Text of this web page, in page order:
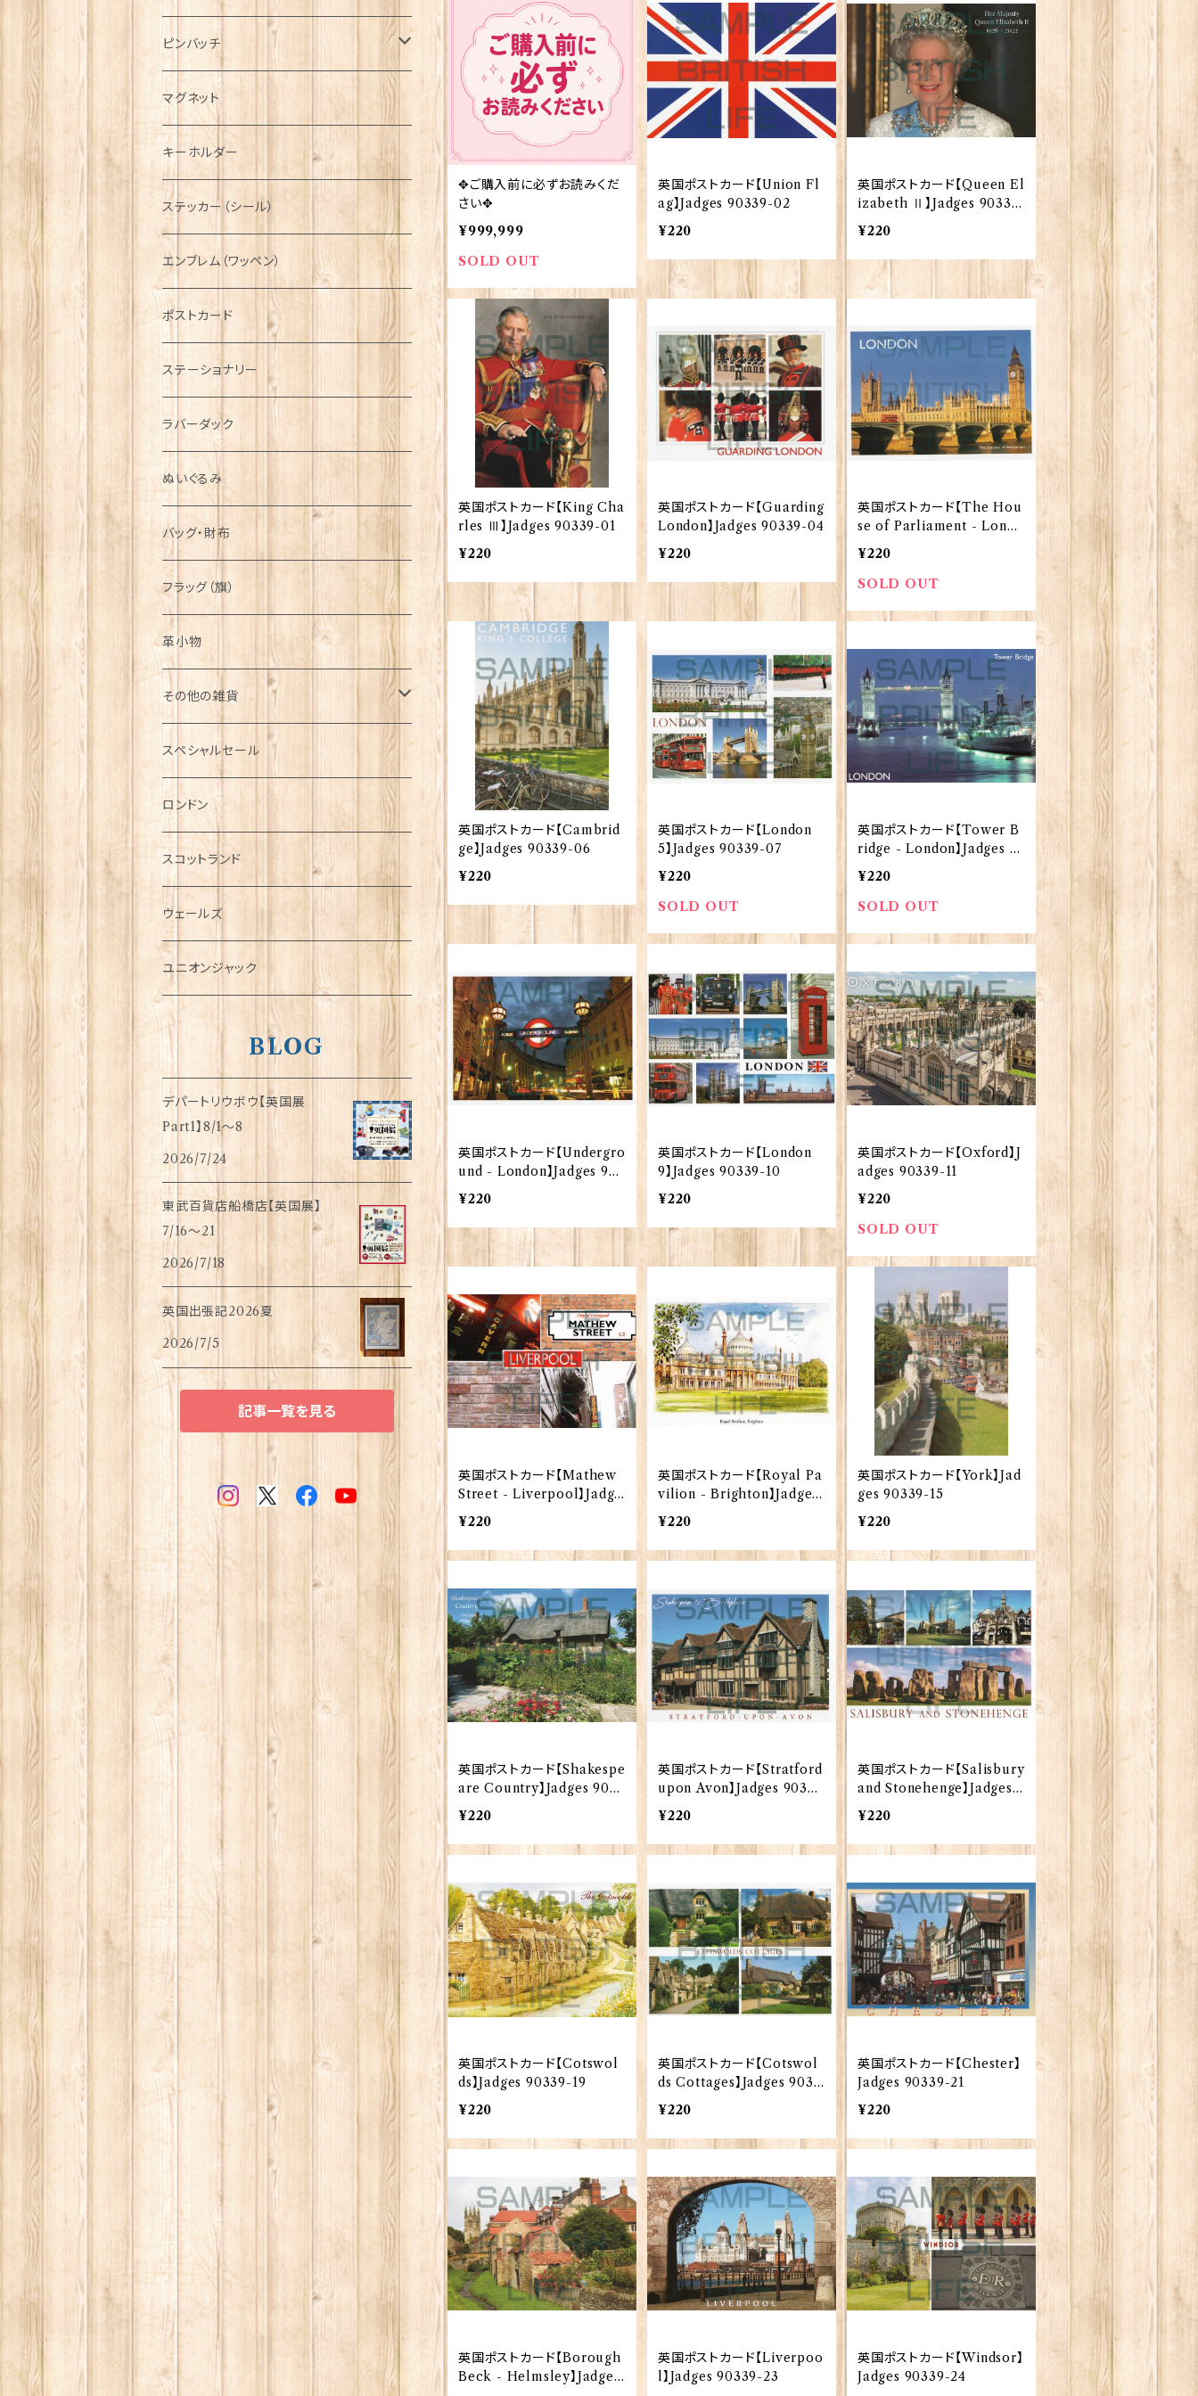
✥ご購入前に必ずお読みくだ
さい✥
¥999,999
SOLD OUT
英国ポストカード【Union Fl
ag】Jadges 90339-02
¥220
英国ポストカード【Queen El
izabeth Ⅱ】Jadges 90339
-03
¥220
英国ポストカード【King Cha
rles Ⅲ】Jadges 90339-01
¥220
英国ポストカード【Guarding
London】Jadges 90339-04
¥220
英国ポストカード【The Hou
se of Parliament - Londo
n】Jadges 90339-05
¥220
SOLD OUT
英国ポストカード【Cambrid
ge】Jadges 90339-06
¥220
英国ポストカード【London
5】Jadges 90339-07
¥220
SOLD OUT
英国ポストカード【Tower B
ridge - London】Jadges 9
0339-08
¥220
SOLD OUT
英国ポストカード【Undergro
und - London】Jadges 903
39-09
¥220
英国ポストカード【London
9】Jadges 90339-10
¥220
英国ポストカード【Oxford】J
adges 90339-11
¥220
SOLD OUT
英国ポストカード【Mathew
Street - Liverpool】Jadge
s 90339-12
¥220
英国ポストカード【Royal Pa
vilion - Brighton】Jadges
90339-13
¥220
英国ポストカード【York】Jad
ges 90339-15
¥220
英国ポストカード【Shakespe
are Country】Jadges 9033
9-16
¥220
英国ポストカード【Stratford
upon Avon】Jadges 90339
-17
¥220
英国ポストカード【Salisbury
and Stonehenge】Jadges 9
0339-18
¥220
英国ポストカード【Cotswol
ds】Jadges 90339-19
¥220
英国ポストカード【Cotswol
ds Cottages】Jadges 9033
9-20
¥220
英国ポストカード【Chester】
Jadges 90339-21
¥220
英国ポストカード【Borough
Beck - Helmsley】Jadges
英国ポストカード【Liverpoo
l】Jadges 90339-23
英国ポストカード【Windsor】
Jadges 90339-24
ハンチング帽
キャスケット
ディアストーカー
ニット帽
マフラー
タータン【Bronte by Moon】
タータン【Glencroft】
ボタンラップマフラー【Aran Traditions】
サッシュ
スカーフ
ファッションマスク
ペンダント
チャーム
その他のアクセサリー
ラブスプーン
ラブスプーン【SION LLEWELLYN】
ラブスプーン【PAUL CURTIS】
ファブリック
ティータオル
ペーパーナプキン
ティーコジー
その他テーブルウェア
ピンバッチ
ジェネラルデザイン
乗り物
動物＆植物
国旗＆紋章
音楽＆楽器
ミリタリー
NAVY
AIRFORCE
ARMY
ピューター
マグネット
キーホルダー
ステッカー（シール）
エンブレム（ワッペン）
ポストカード
ステーショナリー
ラバーダック
ぬいぐるみ
バッグ・財布
フラッグ（旗）
革小物
その他の雑貨
ミニカー
チャーム
犬グッズ
傘
指貫(シンブル)
スペシャルセール
ロンドン
スコットランド
ウェールズ
ユニオンジャック
BLOG
デパートリウボウ【英国展
Part1】8/1〜8
2026/7/24
東武百貨店船橋店【英国展】
7/16～21
2026/7/18
英国出張記2026夏
2026/7/5
記事一覧を見る